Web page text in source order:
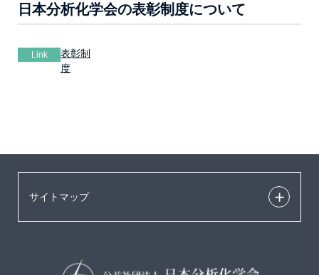
日本分析化学会の表彰制度について
Link
表彰制
度
サイトマップ